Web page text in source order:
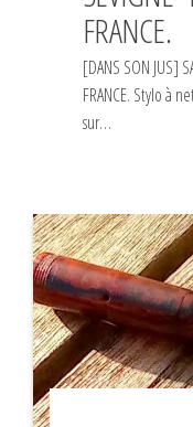
FRANCE.
[DANS SON JUS]
FRANCE. Stylo à
sur…